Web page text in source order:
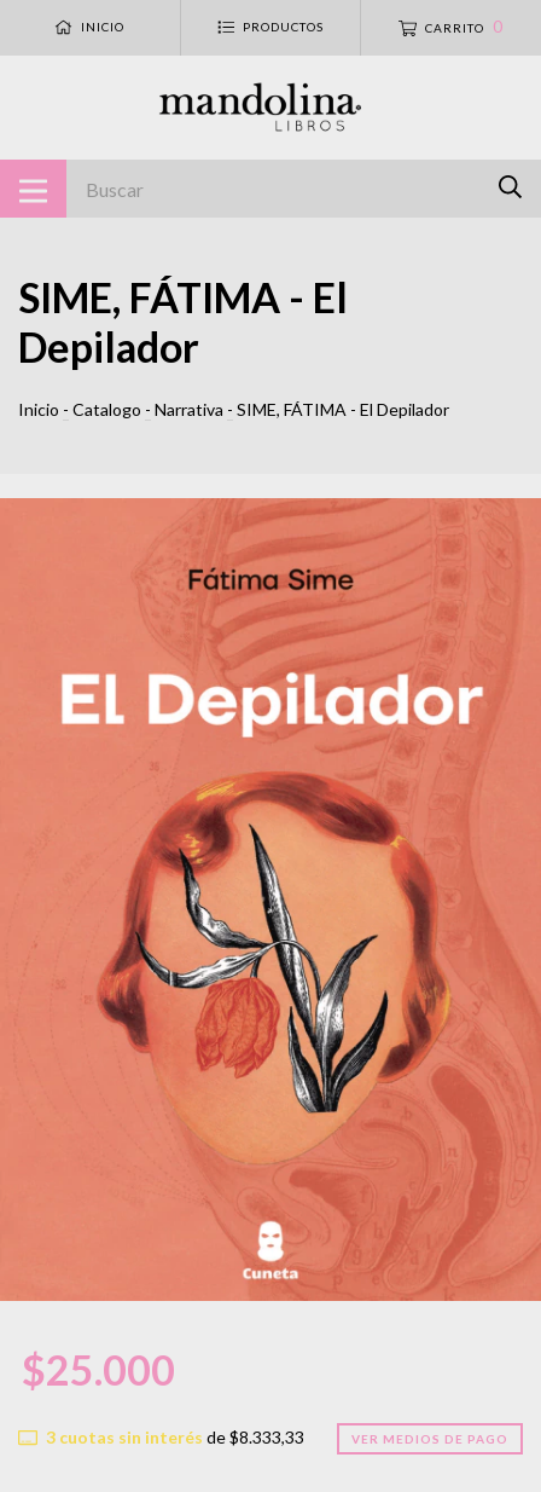
INICIO PRODUCTOS CARRITO 0
SIME, FÁTIMA - El
Depilador
Inicio - Catalogo - Narrativa - SIME, FÁTIMA - El Depilador
$25.000
3cuotas sin interés de$8.333,33 VER MEDIOS DE PAGO